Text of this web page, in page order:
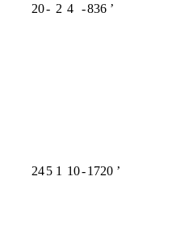
20- 2 4 -836 ʼ
245 1 10-1720 ʼ